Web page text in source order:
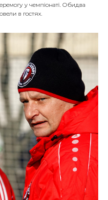
у чемпіонаті. Обидва
в гостях.